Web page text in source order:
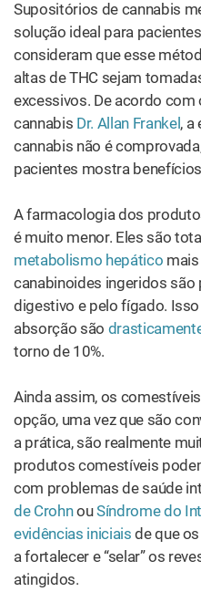
cera de abelha, manteiga de
tópicos variam em textura e
encontrados em frascos de
250 miligramas de
pacientes comuns; no
de dores intensas, talvez
seja forte o suficiente para
na forma de um adesivo
opção. Recentes avanços
produção de adesivos
canabinoides que duplicam
A farmacologia dos tópicos
de absorção e geralmente
eles ativam os receptores
de forma a fornecer um
acontece especialmente
lenta, que podem saturar
endocanabinoides cada
Também há evidências,
2004, de que os tópicos de
do que os que contêm THC.